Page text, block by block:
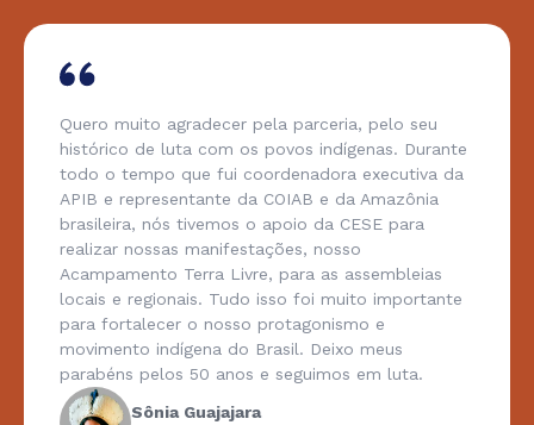
Quero muito agradecer pela parceria, pelo seu
histórico de luta com os povos indígenas. Durante
todo o tempo que fui coordenadora executiva da
APIB e representante da COIAB e da Amazônia
brasileira, nós tivemos o apoio da CESE para
realizar nossas manifestações, nosso
Acampamento Terra Livre, para as assembleias
locais e regionais. Tudo isso foi muito importante
para fortalecer o nosso protagonismo e
movimento indígena do Brasil. Deixo meus
parabéns pelos 50 anos e seguimos em luta.
Sônia Guajajara